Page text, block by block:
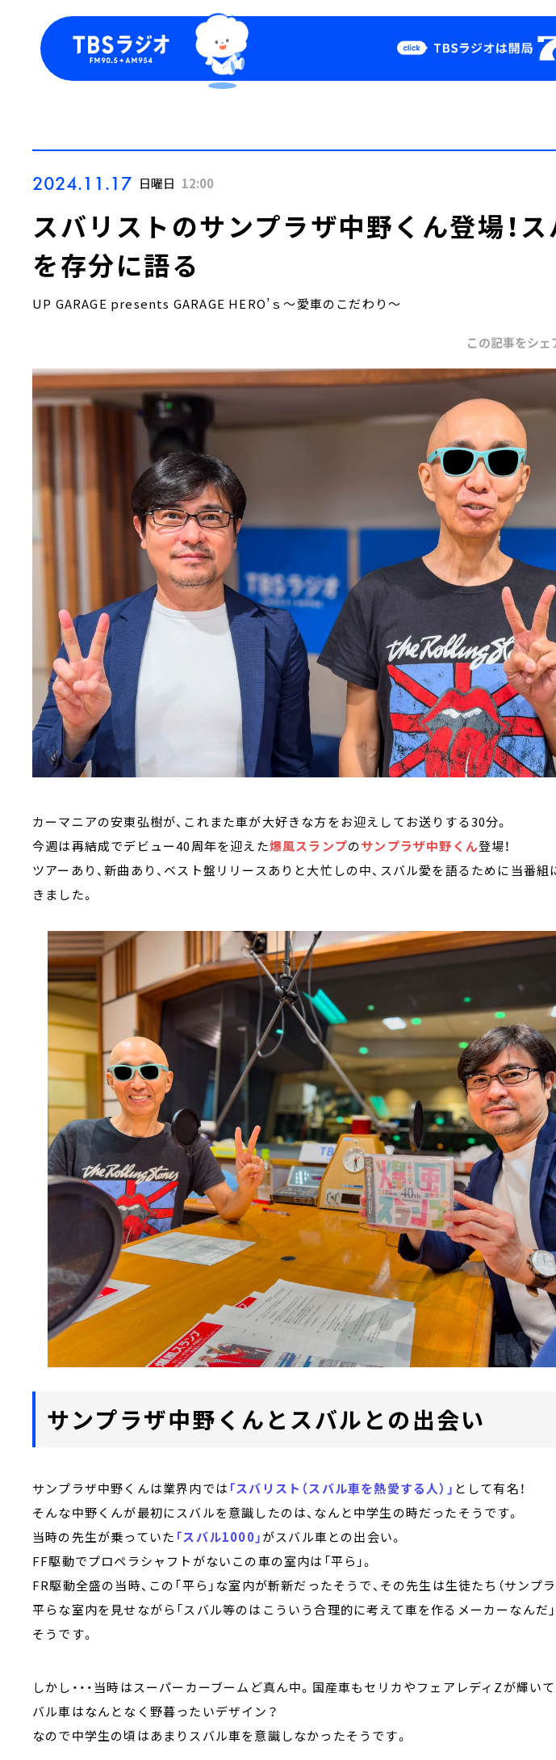
Podcast
2024.11.17 日曜日 12:00
スバリストのサンプラザ中野くん登場！
を存分に語る
UP GARAGE presents GARAGE HERO’ｓ～愛車のこだわり～
この記事をシェ
カーマニアの安東弘樹が、これまた車が大好きな方をお迎えしてお送りする30分。
今週は再結成でデビュー40周年を迎えた爆風スランプのサンプラザ中野くん登場！
ツアーあり、新曲あり、ベスト盤リリースありと大忙しの中、スバル愛を語るために当番組
きました。
サンプラザ中野くんとスバルとの出会い
サンプラザ中野くんは業界内では 「スバリスト（スバル車を熱愛する人）」 として有名！
そんな中野くんが最初にスバルを意識したのは、なんと中学生の時だったそうです。
当時の先生が乗っていた 「スバル1000」がスバル車との出会い。
FF駆動でプロペラシャフトがないこの車の室内は「平ら」。
FR駆動全盛の当時、この「平ら」な室内が斬新だったそうで、その先生は生徒たち（サンプ
平らな室内を見せながら「スバル等のはこういう合理的に考えて車を作るメーカーなんだ
そうです。
しかし・・・当時はスーパーカーブームど真ん中。国産車もセリカやフェアレディZが輝い
バル車はなんとなく野暮ったいデザイン？
なので中学生の頃はあまりスバル車を意識しなかったそうです。